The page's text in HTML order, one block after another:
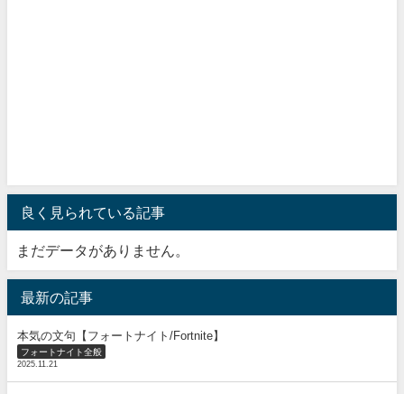
良く見られている記事
まだデータがありません。
最新の記事
本気の文句【フォートナイト/Fortnite】
フォートナイト全般
2025.11.21